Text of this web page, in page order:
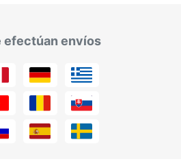
efectúan envíos